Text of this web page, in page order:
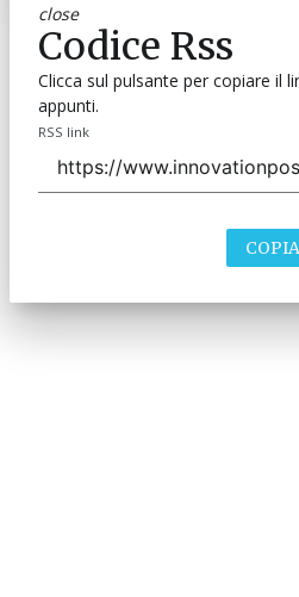
close
Codice Rss
Clicca sul pulsante per copiare il
appunti.
RSS link